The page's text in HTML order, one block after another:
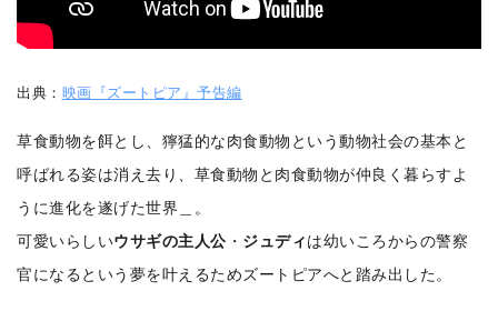
出典： 映画『ズートピア』予告編
草食動物を餌とし、獰猛的な肉食動物という動物社会の基本と
呼ばれる姿は消え去り、草食動物と肉食動物が仲良く暮らすよ
うに進化を遂げた世界＿。
可愛いらしいウサギの主人公 ・ ジュディは幼いころからの警察
官になるという夢を叶えるためズートピアへと踏み出した。